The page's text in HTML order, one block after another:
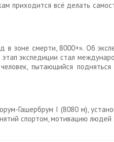
приходится всё делать
зоне смерти, 8000+». Об
экспедиции стал
пытающийся
Гашербрум I (8080 м),
спортом, мотивацию